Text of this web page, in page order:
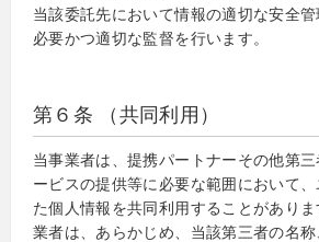
当該委託先において情報の適切な安全管
必要かつ適切な監督を行います。
第６条 （共同利用）
当事業者は、提携パートナーその他第
ービスの提供等に必要な範囲において
た個人情報を共同利用することがあり
業者は、あらかじめ、当該第三者の名